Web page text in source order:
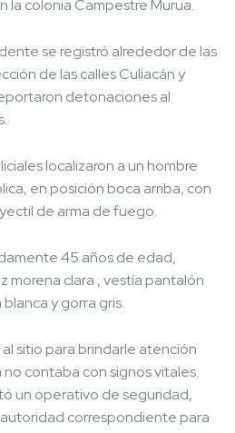
la colonia Campestre Murua.
se registró alrededor de las
de las calles Culiacán y
detonaciones al
localizaron a un hombre
en posición boca arriba, con
de arma de fuego.
45 años de edad,
morena clara , vestía pantalón
y gorra gris.
sitio para brindarle atención
contaba con signos vitales.
un operativo de seguridad,
correspondiente para